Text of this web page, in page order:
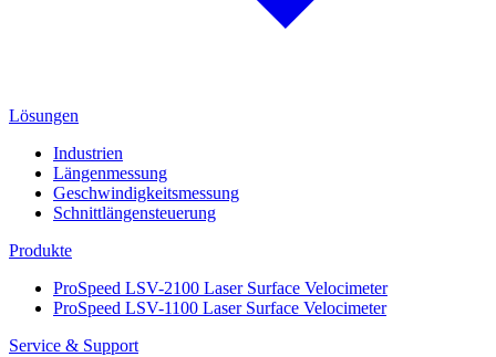
Lösungen
Industrien
Längenmessung
Geschwindigkeitsmessung
Schnittlängensteuerung
Produkte
ProSpeed LSV-2100 Laser Surface Velocimeter
ProSpeed LSV-1100 Laser Surface Velocimeter
Service & Support